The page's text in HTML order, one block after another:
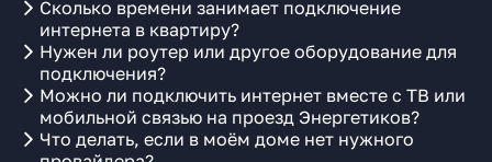
Сколько времени занимает подключение
интернета в квартиру?
Нужен ли роутер или другое оборудование для
подключения?
Можно ли подключить интернет вместе с ТВ или
мобильной связью на проезд Энергетиков?
Что делать, если в моём доме нет нужного